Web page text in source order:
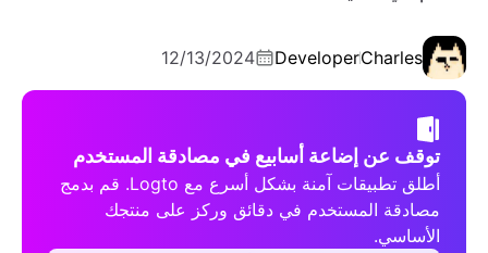
Charles
Developer
12/13/2024
توقف عن إضاعة أسابيع في مصادقة المستخدم
أطلق تطبيقات آمنة بشكل أسرع مع Logto. قم بدمج
مصادقة المستخدم في دقائق وركز على منتجك
الأساسي.